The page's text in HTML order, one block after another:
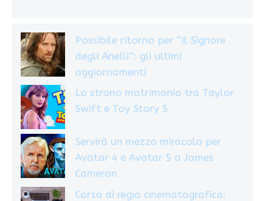
Possibile ritorno per “Il Signore
degli Anelli”: gli ultimi
aggiornamenti
Lo strano matrimonio tra Taylor
Swift e Toy Story 5
Servirà un mezzo miracolo per
Avatar 4 e Avatar 5 a James
Cameron
Corso di regia cinematografica: